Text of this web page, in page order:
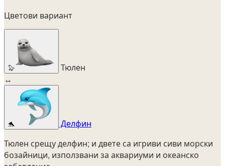
Цветови вариант
🦭
Тюлен
↔
🐬
Делфин
Тюлен срещу делфин; и двете са игриви сиви морски
бозайници, използвани за аквариуми и океанско